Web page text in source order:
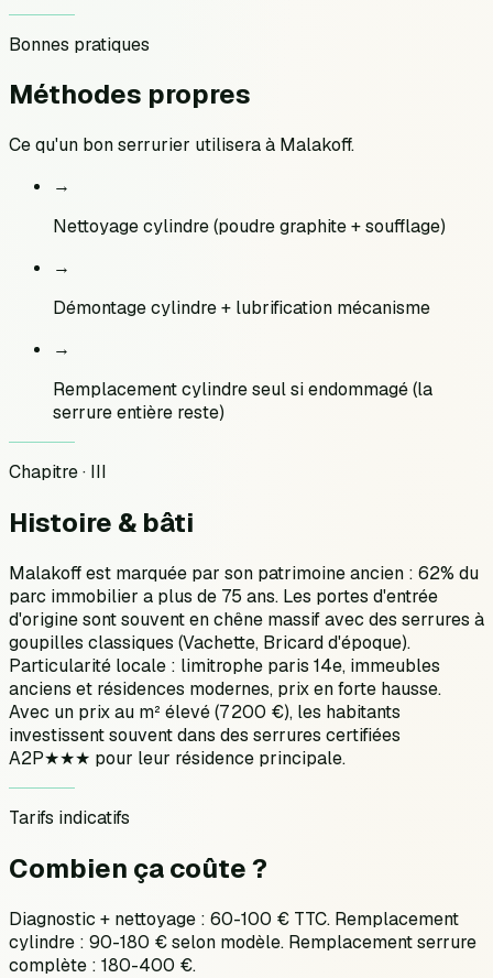
Bonnes pratiques
Méthodes propres
Ce qu'un bon serrurier utilisera à Malakoff.
→
Nettoyage cylindre (poudre graphite + soufflage)
→
Démontage cylindre + lubrification mécanisme
→
Remplacement cylindre seul si endommagé (la
serrure entière reste)
Chapitre · III
Histoire & bâti
Malakoff est marquée par son patrimoine ancien : 62% du
parc immobilier a plus de 75 ans. Les portes d'entrée
d'origine sont souvent en chêne massif avec des serrures à
goupilles classiques (Vachette, Bricard d'époque).
Particularité locale : limitrophe paris 14e, immeubles
anciens et résidences modernes, prix en forte hausse.
Avec un prix au m² élevé (7 200 €), les habitants
investissent souvent dans des serrures certifiées
A2P★★★ pour leur résidence principale.
Tarifs indicatifs
Combien çacoûte ?
Diagnostic + nettoyage : 60-100 € TTC. Remplacement
cylindre : 90-180 € selon modèle. Remplacement serrure
complète : 180-400 €.